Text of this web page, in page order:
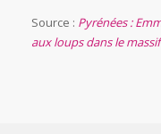
Source : Pyrénées :
aux loups dans le